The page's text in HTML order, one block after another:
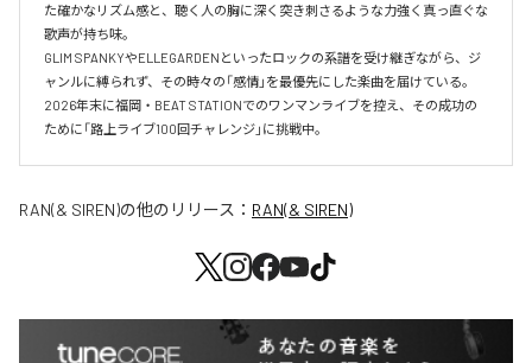
た確かなリズム感と、聴く人の胸に深く突き刺さるような力強く真っ直ぐな
歌声が持ち味。
GLIM SPANKYやELLEGARDENといったロックの系譜を受け継ぎながら、ジ
ャンルに縛られず、その時々の「感情」を最優先にした楽曲を届けている。
2026年末に福岡・BEAT STATIONでのワンマンライブを控え、その成功の
ために「路上ライブ100回チャレンジ」に挑戦中。
RAN(& SIREN)の他のリリース： RAN(& SIREN)